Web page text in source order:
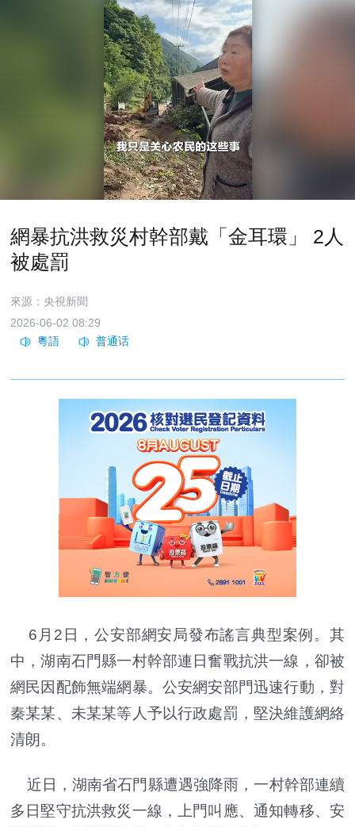
網暴抗洪救災村幹部戴「金耳環」 2人
被處罰
來源：央視新聞
2026-06-02 08:29
6月2日，公安部網安局發布謠言典型案例。其
中，湖南石門縣一村幹部連日奮戰抗洪一線，卻被
網民因配飾無端網暴。公安網安部門迅速行動，對
秦某某、未某某等人予以行政處罰，堅決維護網絡
清朗。
近日，湖南省石門縣遭遇強降雨，一村幹部連續
多日堅守抗洪救災一線，上門叫應、通知轉移、安